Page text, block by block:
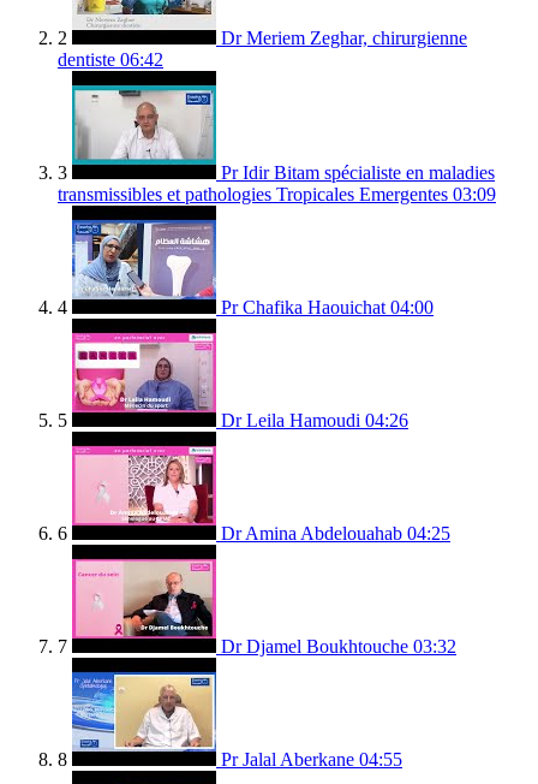
2
Dr Meriem Zeghar, chirurgienne
dentiste 06:42
3
Pr Idir Bitam spécialiste en maladies
transmissibles et pathologies Tropicales Emergentes 03:09
4 Pr Chafika Haouichat 04:00
5 Dr Leila Hamoudi 04:26
6 Dr Amina Abdelouahab 04:25
7 Dr Djamel Boukhtouche 03:32
8 Pr Jalal Aberkane 04:55